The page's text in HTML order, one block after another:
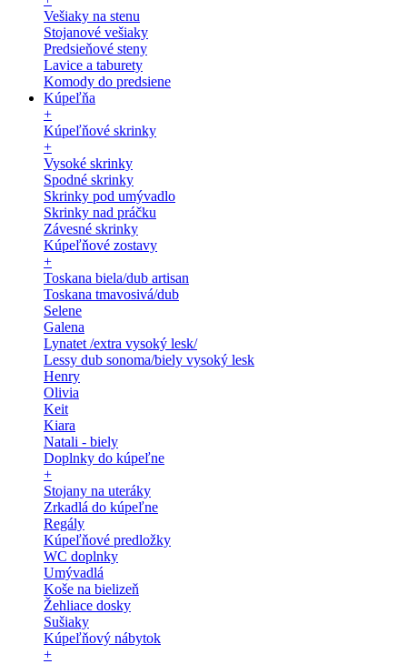
Vešiaky na stenu
Stojanové vešiaky
Predsieňové steny
Lavice a taburety
Komody do predsiene
Kúpeľňa
+
Kúpeľňové skrinky
+
Vysoké skrinky
Spodné skrinky
Skrinky pod umývadlo
Skrinky nad práčku
Závesné skrinky
Kúpeľňové zostavy
+
Toskana biela/dub artisan
Toskana tmavosivá/dub
Selene
Galena
Lynatet /extra vysoký lesk/
Lessy dub sonoma/biely vysoký lesk
Henry
Olivia
Keit
Kiara
Natali - biely
Doplnky do kúpeľne
+
Stojany na uteráky
Zrkadlá do kúpeľne
Regály
Kúpeľňové predložky
WC doplnky
Umývadlá
Koše na bielizeň
Žehliace dosky
Sušiaky
Kúpeľňový nábytok
+